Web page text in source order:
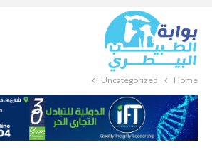
Home
Uncategorized